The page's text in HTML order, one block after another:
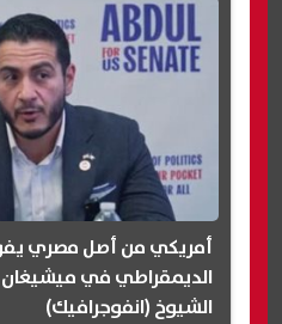
أمريكي من أصل مصري يفوز
الديمقراطي في
الشيوخ (انفوجرافيك)